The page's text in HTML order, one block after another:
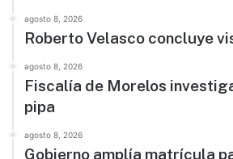
agosto 8, 2026
Roberto Velasco concluye
agosto 8, 2026
Fiscalía de Morelos
pipa
agosto 8, 2026
Gobierno amplía matrícula